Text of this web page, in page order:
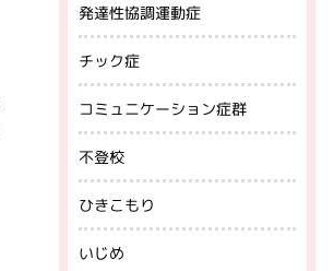
発達性協調運動症
チック症
コミュニケーション症群
不登校
ひきこもり
いじめ